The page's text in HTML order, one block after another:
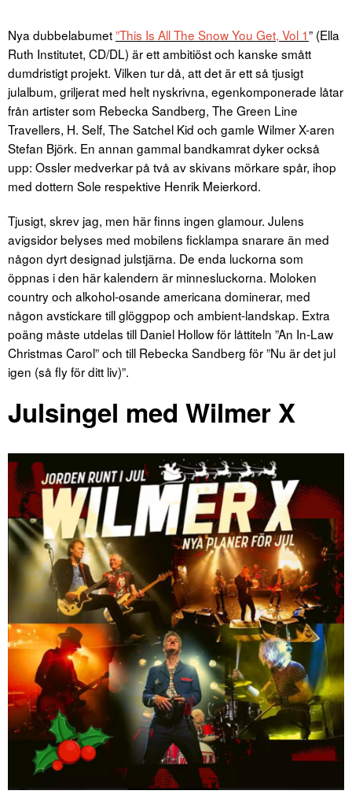
Nya dubbelabumet”This Is All The Snow You Get, Vol 1” (Ella
Ruth Institutet, CD/DL) är ett ambitiöst och kanske smått
dumdristigt projekt. Vilken tur då, att det är ett så tjusigt
julalbum, griljerat med helt nyskrivna, egenkomponerade låtar
från artister som Rebecka Sandberg, The Green Line
Travellers, H. Self, The Satchel Kid och gamle Wilmer X-aren
Stefan Björk. En annan gammal bandkamrat dyker också
upp: Ossler medverkar på två av skivans mörkare spår, ihop
med dottern Sole respektive Henrik Meierkord.
Tjusigt, skrev jag, men här finns ingen glamour. Julens
avigsidor belyses med mobilens ficklampa snarare än med
någon dyrt designad julstjärna. De enda luckorna som
öppnas i den här kalendern är minnesluckorna. Moloken
country och alkohol-osande americana dominerar, med
någon avstickare till glöggpop och ambient-landskap. Extra
poäng måste utdelas till Daniel Hollow för låttiteln ”An In-Law
Christmas Carol” och till Rebecka Sandberg för ”Nu är det jul
igen (så fly för ditt liv)”.
Julsingel med Wilmer X